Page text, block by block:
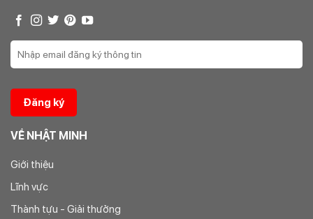
VỀ NHẬT MINH
Giới thiệu
Lĩnh vực
Thành tựu - Giải thưởng